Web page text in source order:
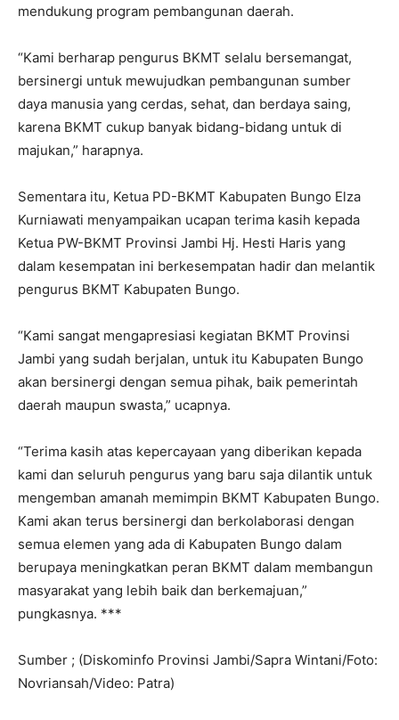
mendukung program pembangunan daerah.
“Kami berharap pengurus BKMT selalu bersemangat,
bersinergi untuk mewujudkan pembangunan sumber
daya manusia yang cerdas, sehat, dan berdaya saing,
karena BKMT cukup banyak bidang-bidang untuk di
majukan,” harapnya.
Sementara itu, Ketua PD-BKMT Kabupaten Bungo Elza
Kurniawati menyampaikan ucapan terima kasih kepada
Ketua PW-BKMT Provinsi Jambi Hj. Hesti Haris yang
dalam kesempatan ini berkesempatan hadir dan melantik
pengurus BKMT Kabupaten Bungo.
“Kami sangat mengapresiasi kegiatan BKMT Provinsi
Jambi yang sudah berjalan, untuk itu Kabupaten Bungo
akan bersinergi dengan semua pihak, baik pemerintah
daerah maupun swasta,” ucapnya.
“Terima kasih atas kepercayaan yang diberikan kepada
kami dan seluruh pengurus yang baru saja dilantik untuk
mengemban amanah memimpin BKMT Kabupaten Bungo.
Kami akan terus bersinergi dan berkolaborasi dengan
semua elemen yang ada di Kabupaten Bungo dalam
berupaya meningkatkan peran BKMT dalam membangun
masyarakat yang lebih baik dan berkemajuan,”
pungkasnya. ***
Sumber ; (Diskominfo Provinsi Jambi/Sapra Wintani/Foto:
Novriansah/Video: Patra)